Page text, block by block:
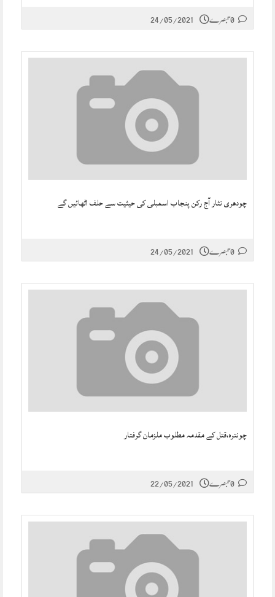
24/05/2021
چودھری نثار آج رکن پنجاب اسمبلی کی حیثیت سے حلف اٹھائیں گے
24/05/2021
چونترہ،قتل کے مقدمہ مطلوب ملزمان گرفتار
22/05/2021